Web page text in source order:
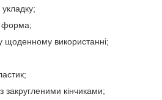
форма;
щоденному використанні;
закругленими кінчиками;